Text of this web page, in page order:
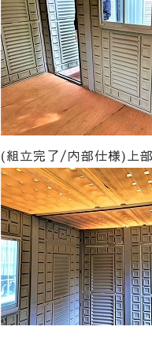
(組立完了/内部仕様)上